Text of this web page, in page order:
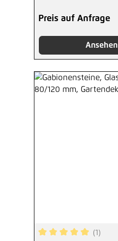
Preis auf Anfrage
Ansehen
(1)